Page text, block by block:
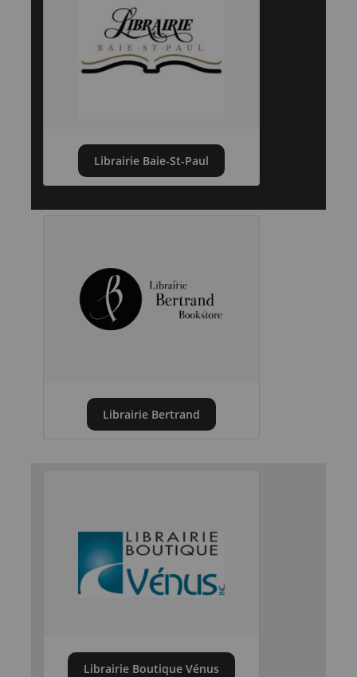
Librairie Baie-St-Paul
Librairie Bertrand
Librairie Boutique Vénus